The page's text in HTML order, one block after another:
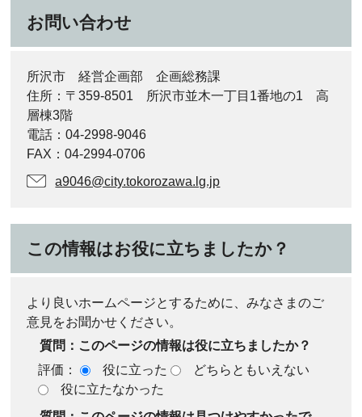
お問い合わせ
所沢市 経営企画部 企画総務課
住所：〒359-8501 所沢市並木一丁目1番地の1 高
層棟3階
電話：04-2998-9046
FAX：04-2994-0706
a9046@city.tokorozawa.lg.jp
この情報はお役に立ちましたか？
より良いホームページとするために、みなさまのご
意見をお聞かせください。
質問：このページの情報は役に立ちましたか？
評価：
役に立った
どちらともいえない
役に立たなかった